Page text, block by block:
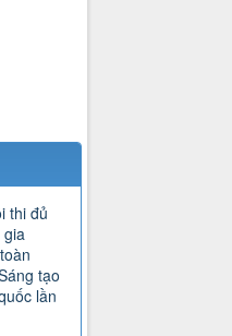
thi đủ
gia
tạo
lần